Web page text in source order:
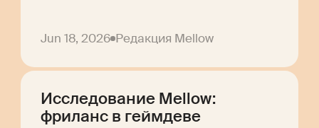
Jun 18, 2026 Редакция Mellow
Исследование Mellow:
фриланс в геймдеве